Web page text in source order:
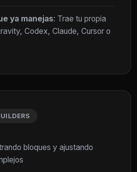
ya manejas: Trae tu propia
Codex, Claude, Cursor o
bloques y ajustando